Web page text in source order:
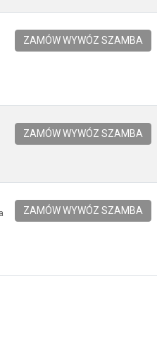
ZAMÓW WYWÓZ SZAMBA
ZAMÓW WYWÓZ SZAMBA
ZAMÓW WYWÓZ SZAMBA